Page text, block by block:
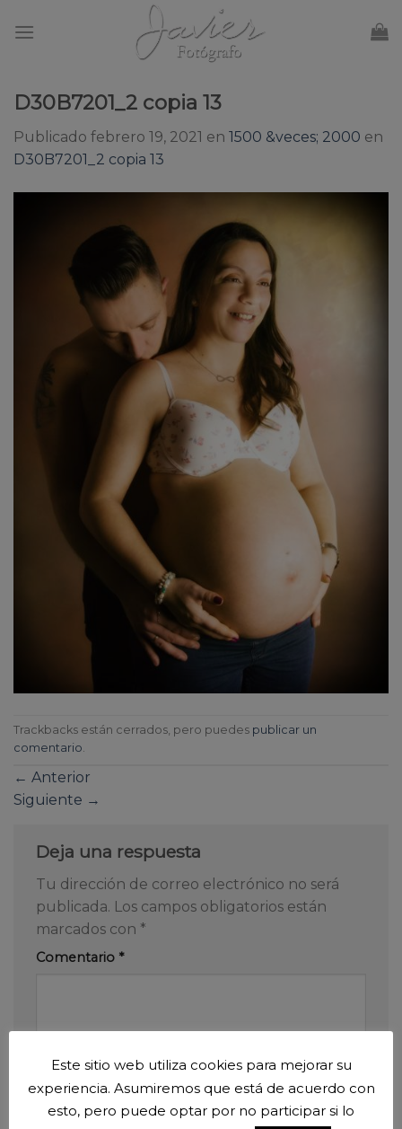
D30B7201_2 copia 13
Publicado febrero 19, 2021 en 1500 &veces; 2000 en
D30B7201_2 copia 13
Trackbacks están cerrados, pero puedes publicar un
comentario
← Anterior
Siguiente →
Deja una respuesta
Tu dirección de correo electrónico no será
publicada. Los campos obligatorios están
marcados con *
Comentario *
Nombre*
Este sitio web utiliza cookies para mejorar su
experiencia. Asumiremos que está de acuerdo con
esto, pero puede optar por no participar si lo